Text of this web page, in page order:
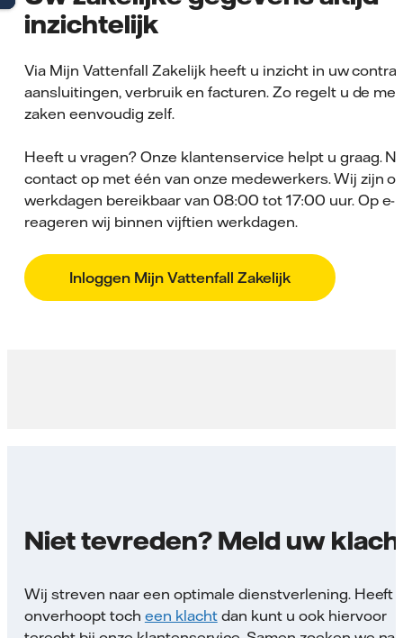
inzichtelijk
Via Mijn Vattenfall Zakelijk heeft u inzicht in uw
aansluitingen, verbruik en facturen. Zo regelt u de
zaken eenvoudig zelf.
Heeft u vragen? Onze klantenservice helpt u graag.
contact op met één van onze medewerkers. Wij zijn
werkdagen bereikbaar van 08:00 tot 17:00 uur. Op e-
reageren wij binnen vijftien werkdagen.
Inloggen Mijn Vattenfall Zakelijk
Niet tevreden? Meld uw
Wij streven naar een optimale dienstverlening. Heeft
onverhoopt toch een klachtdan kunt u ook hiervoor